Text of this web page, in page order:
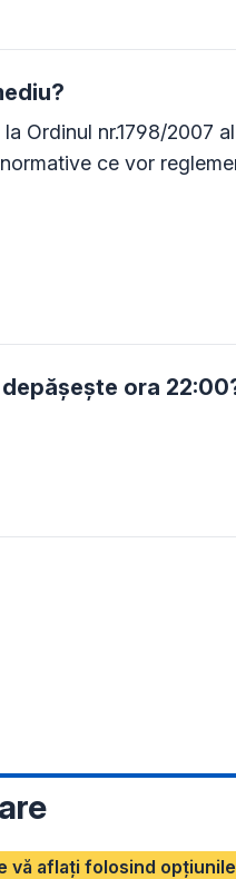
Ordinul nr.1798/2007
ce vor
ora
vă aflați folosind